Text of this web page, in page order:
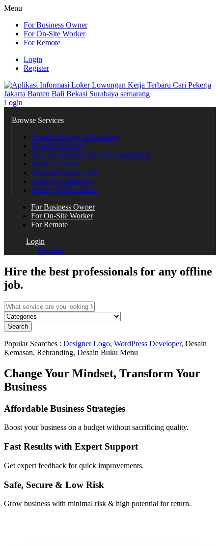
Menu
For Business Owner
For On-Site Worker
For Remote
Login
Register
Login
Browse Services
Graphic Design & Branding
Digital Marketing
Web Development & IT Programming
Music & Audio
Programming & Tech
Video & Animation
Writing & Translation
For Business Owner
For On-Site Worker
For Remote
Login
Register
Hire the best professionals for any offline
job.
Search
Popular Searches : Designer Logo, WordPress Developer, Desain
Kemasan, Rebranding, Desain Buku Menu
Change Your Mindset, Transform Your
Business
Affordable Business Strategies
Boost your business on a budget without sacrificing quality.
Fast Results with Expert Support
Get expert feedback for quick improvements.
Safe, Secure & Low Risk
Grow business with minimal risk & high potential for return.